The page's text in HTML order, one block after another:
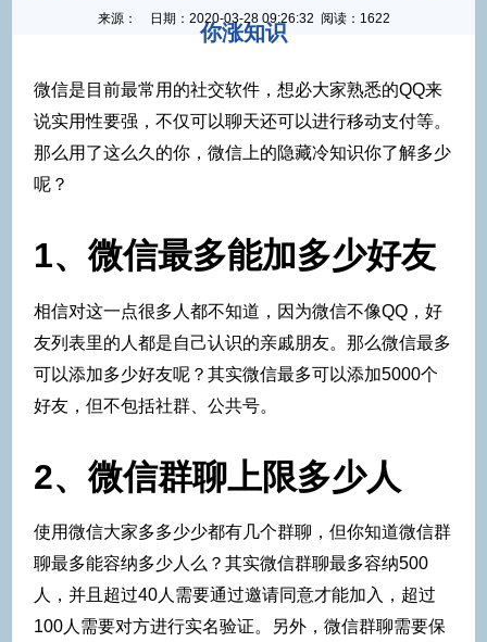
你涨知识
来源： 日期： 2020-03-28 09:26:32 阅读：1622
微信是目前最常用的社交软件，想必大家熟悉的QQ来
说实用性要强，不仅可以聊天还可以进行移动支付等。
那么用了这么久的你，微信上的隐藏冷知识你了解多少
呢？
1、微信最多能加多少好友
相信对这一点很多人都不知道，因为微信不像QQ，好
友列表里的人都是自己认识的亲戚朋友。那么微信最多
可以添加多少好友呢？其实微信最多可以添加5000个
好友，但不包括社群、公共号。
2、微信群聊上限多少人
使用微信大家多多少少都有几个群聊，但你知道微信群
聊最多能容纳多少人么？其实微信群聊最多容纳500
人，并且超过40人需要通过邀请同意才能加入，超过
100人需要对方进行实名验证。另外，微信群聊需要保